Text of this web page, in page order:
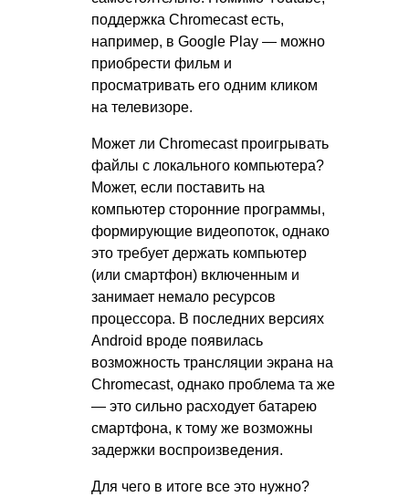
поддержка Chromecast есть,
например, в Google Play — можно
приобрести фильм и
просматривать его одним кликом
на телевизоре.
Может ли Chromecast проигрывать
файлы с локального компьютера?
Может, если поставить на
компьютер сторонние программы,
формирующие видеопоток, однако
это требует держать компьютер
(или смартфон) включенным и
занимает немало ресурсов
процессора. В последних версиях
Android вроде появилась
возможность трансляции экрана на
Chromecast, однако проблема та же
— это сильно расходует батарею
смартфона, к тому же возможны
задержки воспроизведения.
Для чего в итоге все это нужно?